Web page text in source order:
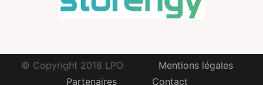
© Copyright 2018 LPO
Mentions légales
Partenaires
Contact